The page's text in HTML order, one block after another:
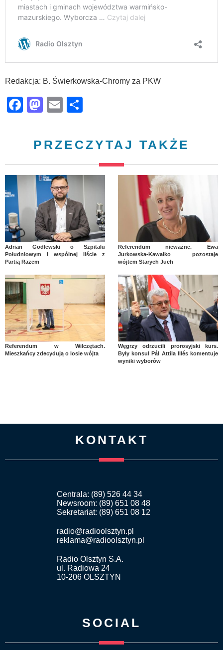
Redakcja: B. Świerkowska-Chromy za PKW
Facebook
Mastodon
Email
PRZECZYTAJ TAKŻE
Adrian Godlewski o Szpitalu
Południowym i wspólnej liście z
Partią Razem
Referendum nieważne. Ewa
Jurkowska-Kawałko pozostaje
wójtem Starych Juch
Referendum w Wilczętach.
Mieszkańcy zdecydują o losie wójta
Węgrzy odrzucili prorosyjski kurs.
Były konsul Pál Attila Illés komentuje
wyniki wyborów
KONTAKT
Centrala: (89) 526 44 34
Newsroom: (89) 651 08 48
Sekretariat: (89) 651 08 12
radio@radioolsztyn.pl
reklama@radioolsztyn.pl
Radio Olsztyn S.A.
ul. Radiowa 24
10-206 OLSZTYN
SOCIAL